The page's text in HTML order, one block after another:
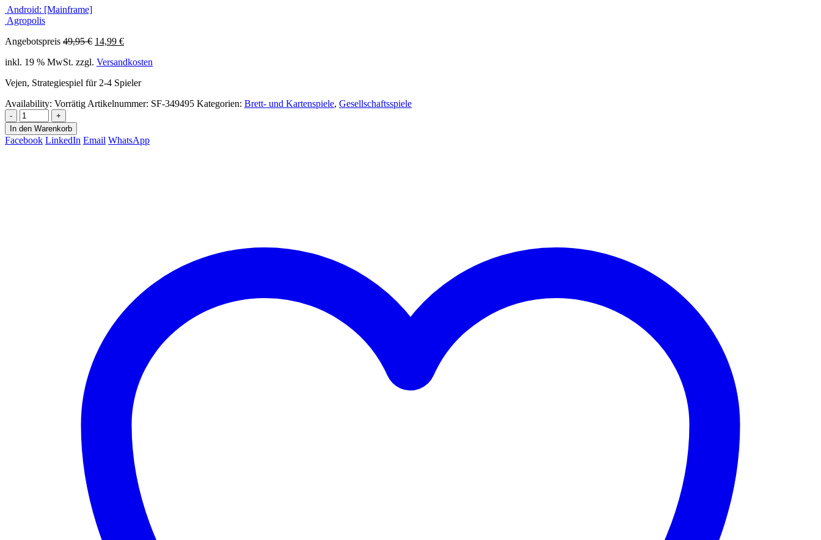
Android: [Mainframe]
Agropolis
Angebotspreis 49,95€ Ursprünglicher
war:
14,99 €Aktueller
ist:
inkl. 19 % MwSt. zzgl. Versandkosten
Vejen, Strategiespiel für 2-4 Spieler
Availability: Vorrätig Artikelnummer: SF-349495 Kategorien: Brett- und Kartenspiele, Gesellschaftsspiele
-
+
In den Warenkorb
Facebook LinkedIn Email WhatsApp